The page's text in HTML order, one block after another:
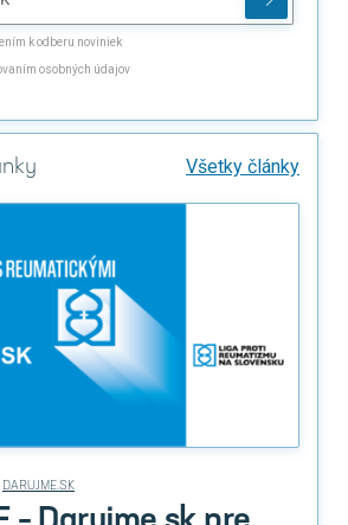
k odberu noviniek
osobných údajov
Všetky články
DARUJME.SK